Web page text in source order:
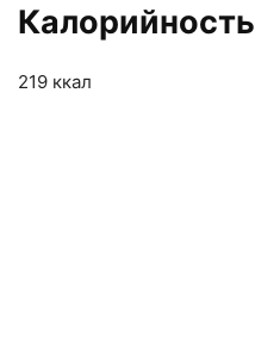
Калорийность
219 ккал